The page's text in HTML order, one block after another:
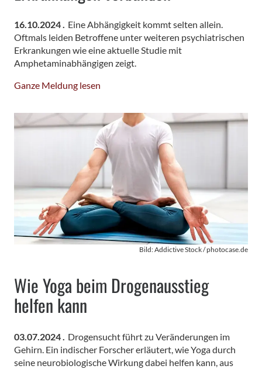
16.10.2024 . Eine Abhängigkeit kommt selten allein.
Oftmals leiden Betroffene unter weiteren psychiatrischen
Erkrankungen wie eine aktuelle Studie mit
Amphetaminabhängigen zeigt.
Ganze Meldung lesen
Bild: Addictive Stock / photocase.de
Wie Yoga beim Drogenausstieg
helfen kann
03.07.2024 . Drogensucht führt zu Veränderungen im
Gehirn. Ein indischer Forscher erläutert, wie Yoga durch
seine neurobiologische Wirkung dabei helfen kann, aus